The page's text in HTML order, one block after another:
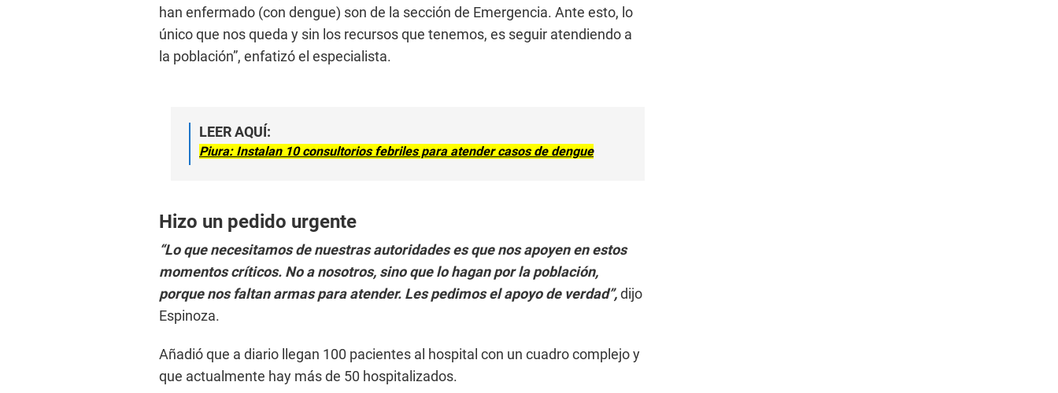
han enfermado (con dengue) son de la sección de Emergencia. Ante esto, lo
único que nos queda y sin los recursos que tenemos, es seguir atendiendo a
la población”, enfatizó el especialista.
LEER AQUÍ:
Piura: Instalan 10 consultorios febriles para atender casos de dengue
Hizo un pedido urgente
“Lo que necesitamos de nuestras autoridades es que nos apoyen en estos
momentos críticos. No a nosotros, sino que lo hagan por la población,
porque nos faltan armas para atender. Les pedimos el apoyo de verdad”,dijo
Espinoza.
Añadió que a diario llegan 100 pacientes al hospital con un cuadro complejo y
que actualmente hay más de 50 hospitalizados.